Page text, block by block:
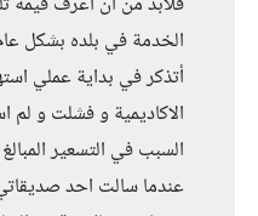
الخدمة في بلده بشكل عام
أتذكر في بداية عملي
الاكاديمية و فشلت و
السبب في التسعير
عندما سالت احد